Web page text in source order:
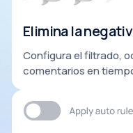
Elimina la
Configura el filtrado,
comentarios en